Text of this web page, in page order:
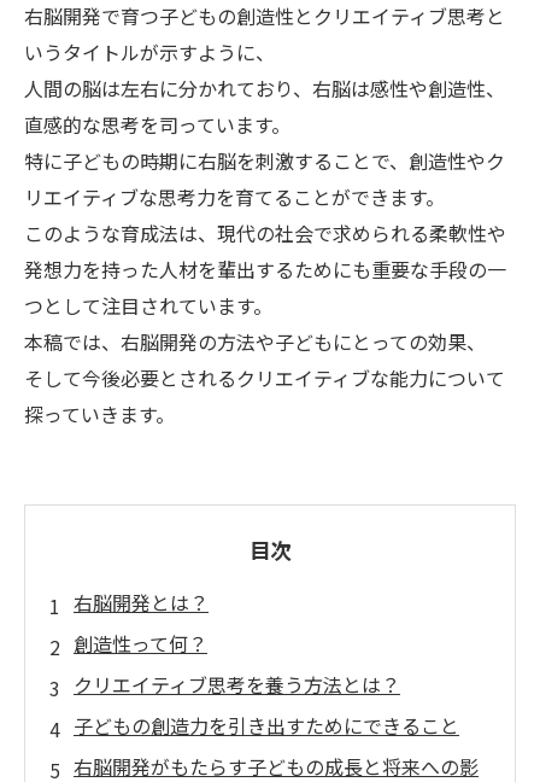
右脳開発で育つ子どもの創造性とクリエイティブ思考と
いうタイトルが示すように、
人間の脳は左右に分かれており、右脳は感性や創造性、
直感的な思考を司っています。
特に子どもの時期に右脳を刺激することで、創造性やク
リエイティブな思考力を育てることができます。
このような育成法は、現代の社会で求められる柔軟性や
発想力を持った人材を輩出するためにも重要な手段の一
つとして注目されています。
本稿では、右脳開発の方法や子どもにとっての効果、
そして今後必要とされるクリエイティブな能力について
探っていきます。
目次
右脳開発とは？
創造性って何？
クリエイティブ思考を養う方法とは？
子どもの創造力を引き出すためにできること
右脳開発がもたらす子どもの成長と将来への影